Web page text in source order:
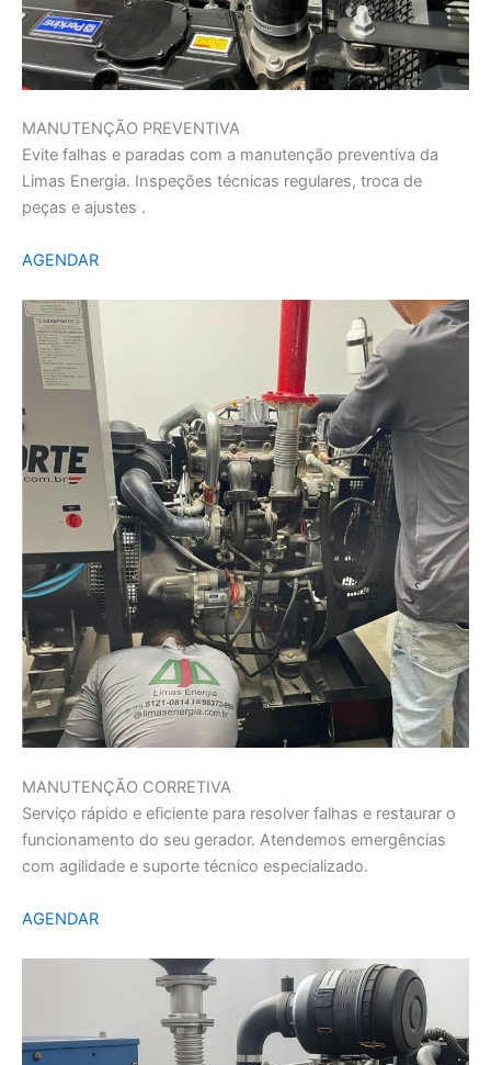
MANUTENÇÃO PREVENTIVA
Evite falhas e paradas com a manutenção preventiva da
Limas Energia. Inspeções técnicas regulares, troca de
peças e ajustes .
AGENDAR
MANUTENÇÃO CORRETIVA
Serviço rápido e eficiente para resolver falhas e restaurar o
funcionamento do seu gerador. Atendemos emergências
com agilidade e suporte técnico especializado.
AGENDAR